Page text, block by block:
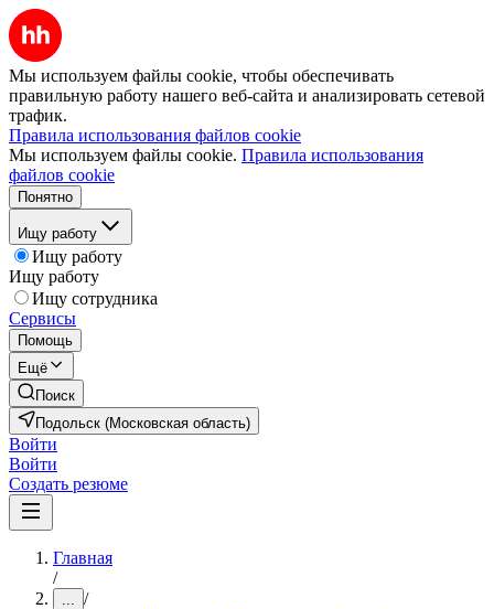
Мы используем файлы cookie, чтобы обеспечивать
правильную работу нашего веб-сайта и анализировать сетевой
трафик.
Правила использования файлов cookie
Мы используем файлы cookie. Правила использования
файлов cookie
Понятно
Ищу работу
Ищу работу
Ищу работу
Ищу сотрудника
Сервисы
Помощь
Ещё
Поиск
Подольск (Московская область)
Войти
Войти
Создать резюме
Главная
/
... /